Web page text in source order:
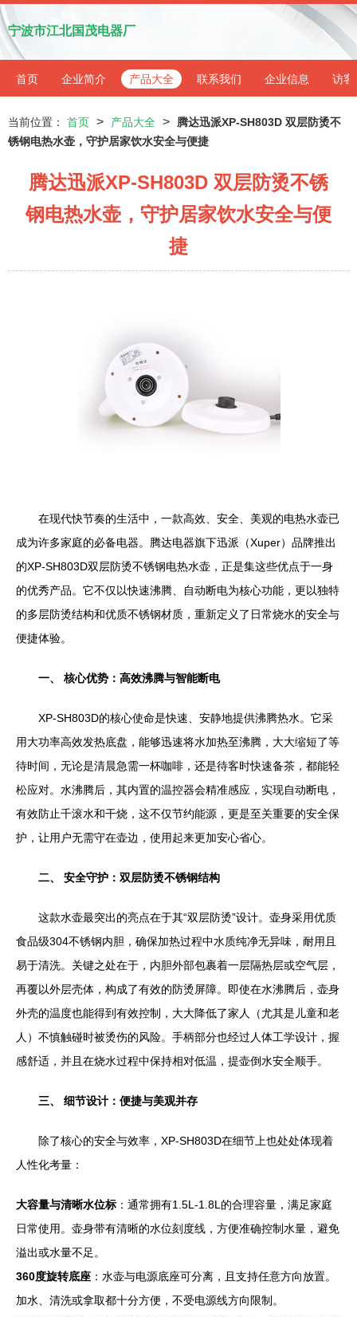
宁波市江北国茂电器厂
首页 企业简介 产品大全 联系我们 企业信息 访客
当前位置： 首页 > 产品大全 >
腾达迅派XP-SH803D 双层防烫不
锈钢电热水壶，守护居家饮水安全与便捷
腾达迅派XP-SH803D 双层防烫不锈
钢电热水壶，守护居家饮水安全与便
捷
在现代快节奏的生活中，一款高效、安全、美观的电热水壶已
成为许多家庭的必备电器。腾达电器旗下迅派（Xuper）品牌推出
的XP-SH803D双层防烫不锈钢电热水壶，正是集这些优点于一身
的优秀产品。它不仅以快速沸腾、自动断电为核心功能，更以独特
的多层防烫结构和优质不锈钢材质，重新定义了日常烧水的安全与
便捷体验。
一、 核心优势：高效沸腾与智能断电
XP-SH803D的核心使命是快速、安静地提供沸腾热水。它采
用大功率高效发热底盘，能够迅速将水加热至沸腾，大大缩短了等
待时间，无论是清晨急需一杯咖啡，还是待客时快速备茶，都能轻
松应对。水沸腾后，其内置的温控器会精准感应，实现自动断电，
有效防止千滚水和干烧，这不仅节约能源，更是至关重要的安全保
护，让用户无需守在壶边，使用起来更加安心省心。
二、 安全守护：双层防烫不锈钢结构
这款水壶最突出的亮点在于其“双层防烫”设计。壶身采用优质
食品级304不锈钢内胆，确保加热过程中水质纯净无异味，耐用且
易于清洗。关键之处在于，内胆外部包裹着一层隔热层或空气层，
再覆以外层壳体，构成了有效的防烫屏障。即使在水沸腾后，壶身
外壳的温度也能得到有效控制，大大降低了家人（尤其是儿童和老
人）不慎触碰时被烫伤的风险。手柄部分也经过人体工学设计，握
感舒适，并且在烧水过程中保持相对低温，提壶倒水安全顺手。
三、 细节设计：便捷与美观并存
除了核心的安全与效率，XP-SH803D在细节上也处处体现着
人性化考量：
大容量与清晰水位标 ：通常拥有1.5L-1.8L的合理容量，满足家庭
日常使用。壶身带有清晰的水位刻度线，方便准确控制水量，避免
溢出或水量不足。
360度旋转底座 ：水壶与电源底座可分离，且支持任意方向放置。
加水、清洗或拿取都十分方便，不受电源线方向限制。